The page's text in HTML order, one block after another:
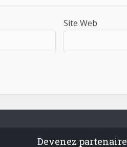
Site Web
Devenez partenaire